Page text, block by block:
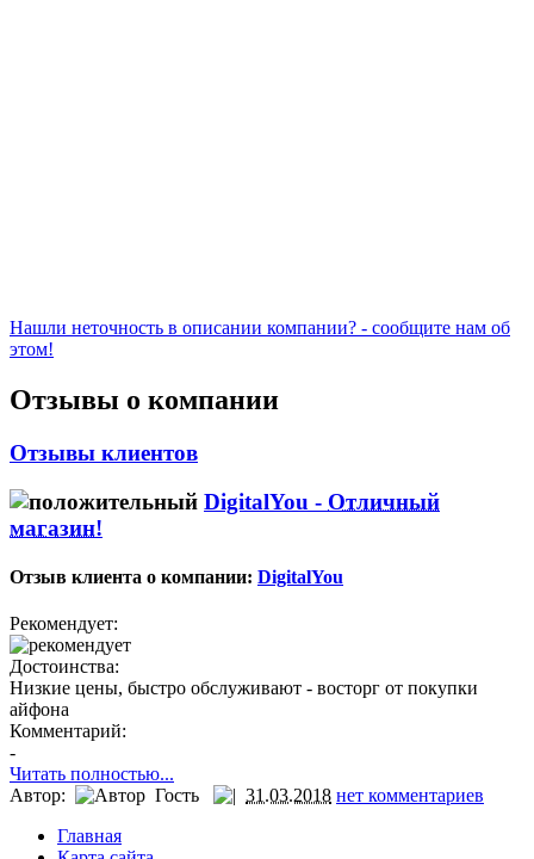
Нашли неточность в описании компании? - сообщите нам об
этом!
Отзывы о компании
Отзывы клиентов
DigitalYou - Отличный
магазин!
Отзыв клиента о компании: DigitalYou
Рекомендует:
Достоинства:
Низкие цены, быстро обслуживают - восторг от покупки
айфона
Комментарий:
-
Читать полностью...
Автор:
Гость 31.03.2018 нет комментариев
Главная